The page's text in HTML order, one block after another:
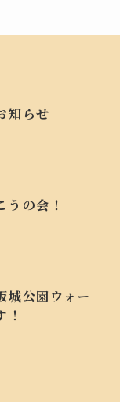
知らせ
うの会！
城公園ウォー
！